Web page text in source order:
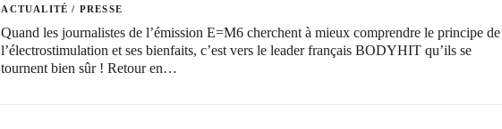
ACTUALITÉ / PRESSE
Quand les journalistes de l’émission E=M6 cherchent à mieux comprendre le principe de
l’électrostimulation et ses bienfaits, c’est vers le leader français BODYHIT qu’ils se
tournent bien sûr ! Retour en…